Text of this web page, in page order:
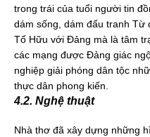
trong trái của tuổi người tin
dám sống, dám đấu tranh Từ
Tố Hữu với Đảng mà là tâm
các mạng được Đảng giác
nghiệp giải phóng dân tộc
thực dân phong kiến.
4.2. Nghệ thuật
Nhà thơ đã xây dựng những